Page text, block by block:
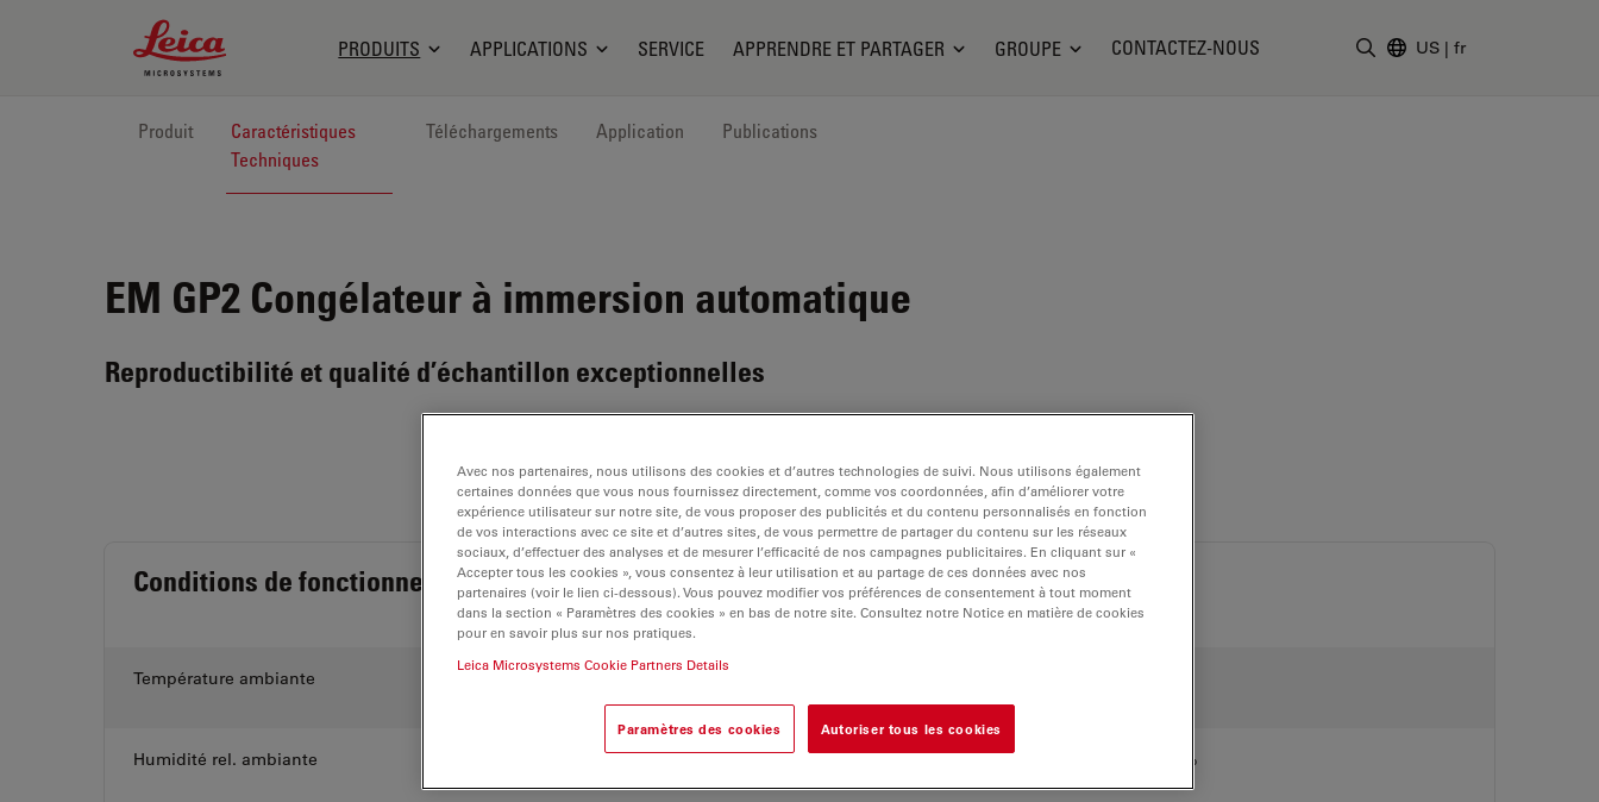
Leica Microsystems Logo
PRODUITS APPLICATIONS SERVICE APPRENDRE ET PARTAGER GROUPE CONTACTEZ-NOUS US | fr
Produit
Caractéristiques
Techniques
Téléchargements Application Publications
EM GP2 Congélateur à immersion automatique
Reproductibilité et qualité d’échantillon exceptionnelles
Conditions de fonctionnement Min/Max Idéales
Température ambiante
Humidité rel. ambiante Max. 55 % Environ 40 %
Avec nos partenaires, nous utilisons des cookies et d’autres technologies de suivi. Nous utilisons également
certaines données que vous nous fournissez directement, comme vos coordonnées, afin d’améliorer votre
expérience utilisateur sur notre site, de vous proposer des publicités et du contenu personnalisés en fonction
de vos interactions avec ce site et d’autres sites, de vous permettre de partager du contenu sur les réseaux
sociaux, d’effectuer des analyses et de mesurer l’efficacité de nos campagnes publicitaires. En cliquant sur «
Accepter tous les cookies », vous consentez à leur utilisation et au partage de ces données avec nos
partenaires (voir le lien ci-dessous). Vous pouvez modifier vos préférences de consentement à tout moment
dans la section « Paramètres des cookies » en bas de notre site. Consultez notre Notice en matière de cookies
pour en savoir plus sur nos pratiques.
Leica Microsystems Cookie Partners Details
Paramètres des cookies Autoriser tous les cookies